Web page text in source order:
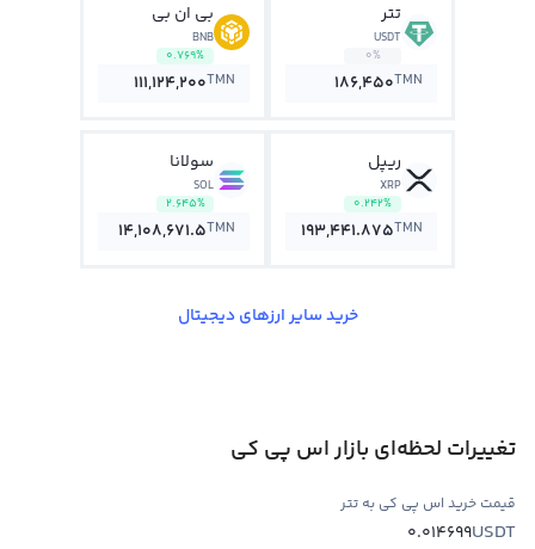
تتر
USDT
0%
186,450TMN
بی ان بی
BNB
0.769%
111,124,200TMN
ریپل
XRP
0.242%
193,441.875TMN
سولانا
SOL
2.645%
14,108,671.5TMN
خرید سایر ارزهای دیجیتال
تغییرات لحظه‌ای بازار اس پي کي
قیمت خرید اس پي کي به تتر
USDT
0.014699